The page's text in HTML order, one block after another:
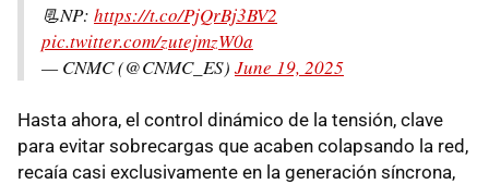
📃NP: https://t.co/PjQrBj3BV2
pic.twitter.com/zutejmzW0a
— CNMC (@CNMC_ES) June 19, 2025
Hasta ahora, el control dinámico de la tensión, clave
para evitar sobrecargas que acaben colapsando la red,
recaía casi exclusivamente en la generación síncrona,